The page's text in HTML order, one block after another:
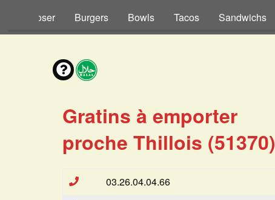
Composer Burgers Bowls Tacos Sandwichs
Gratins à emporter
proche Thillois (51370)
03.26.04.04.66